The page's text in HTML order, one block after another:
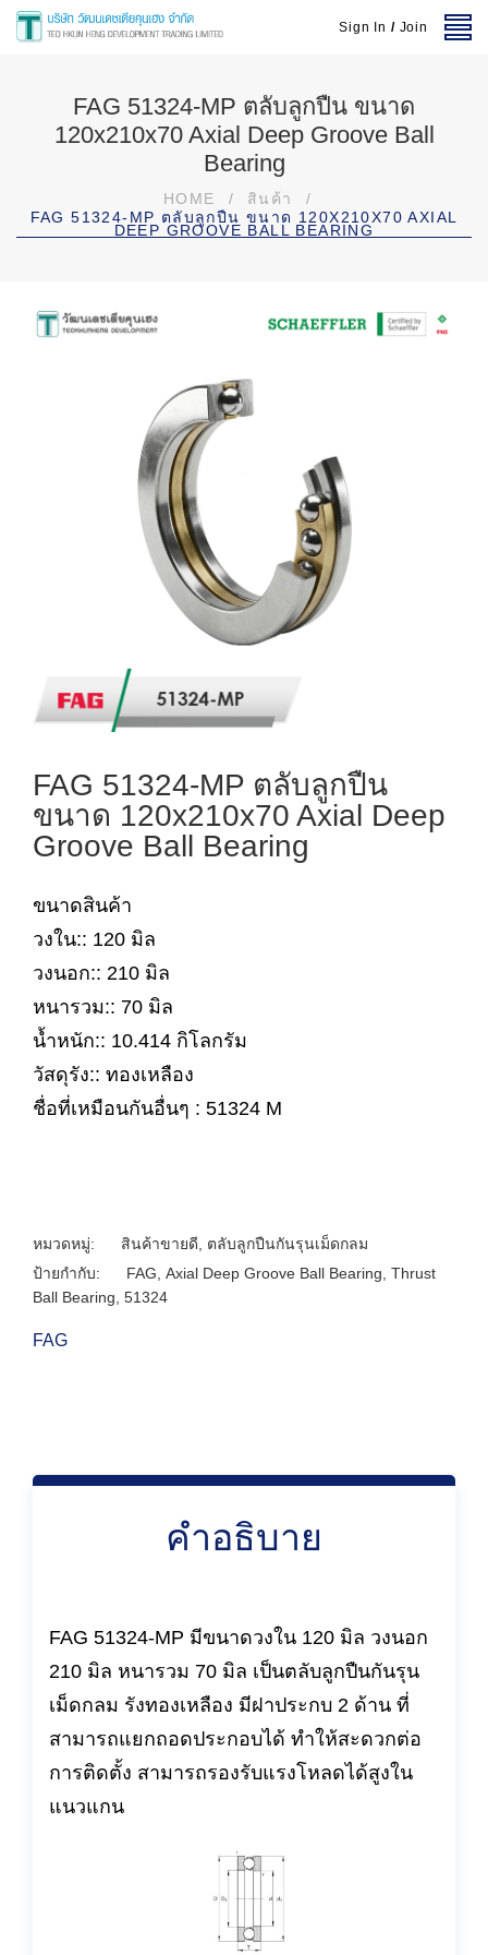
Sign In / Join
FAG 51324-MP ตลับลูกปืน ขนาด
120x210x70 Axial Deep Groove Ball
Bearing
HOME / สินค้า
/
FAG 51324-MP ตลับลูกปืน ขนาด 120X210X70 AXIAL
DEEP GROOVE BALL BEARING
FAG 51324-MP ตลับลูกปืน
ขนาด 120x210x70 Axial Deep
Groove Ball Bearing
ขนาดสินค้า
วงใน:: 120 มิล
วงนอก:: 210 มิล
หนารวม:: 70 มิล
น้ำหนัก:: 10.414 กิโลกรัม
วัสดุรัง:: ทองเหลือง
ชื่อที่เหมือนกันอื่นๆ : 51324 M
หมวดหมู่: สินค้าขายดี
ตลับลูกปืนกันรุนเม็ดกลม
ป้ายกำกับ:
FAG Axial Deep Groove Ball Bearing Thrust
Ball Bearing 51324
FAG
คำอธิบาย
FAG 51324-MP มีขนาดวงใน 120 มิล วงนอก
210 มิล หนารวม 70 มิล เป็นตลับลูกปืนกันรุน
เม็ดกลม รังทองเหลือง มีฝาประกบ 2 ด้าน ที่
สามารถแยกถอดประกอบได้ ทำให้สะดวกต่อ
การติดตั้ง สามารถรองรับแรงโหลดได้สูงใน
แนวแกน